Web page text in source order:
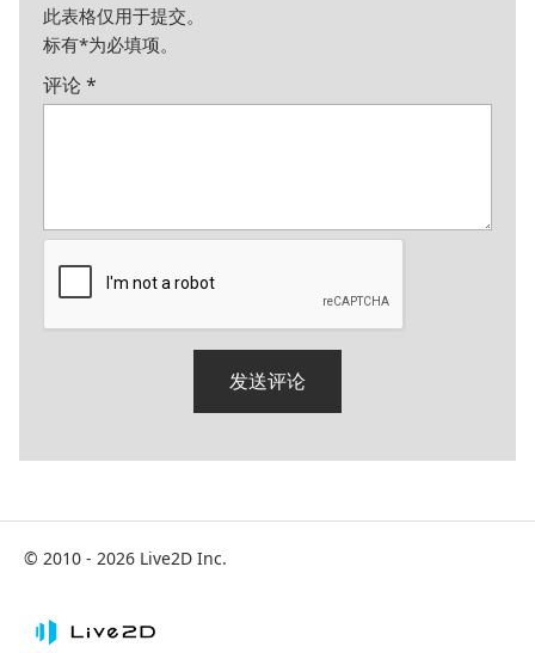
此表格仅用于提交。
标有*为必填项。
评论*
© 2010 - 2026 Live2D Inc.